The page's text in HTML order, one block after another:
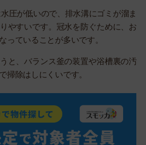
圧が低いので、排水溝にゴミが溜ま
やすいです。冠水を防ぐために、お
っていることが多いです。
と、バランス釜の装置や浴槽裏の汚
掃除はしにくいです。